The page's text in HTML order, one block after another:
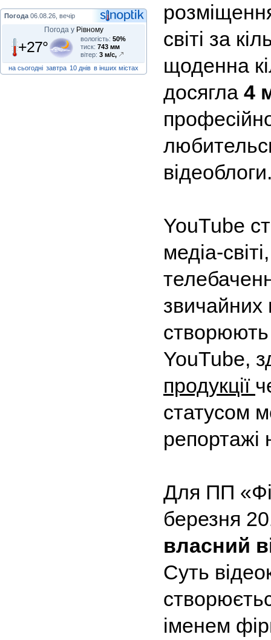
Погода 06.08.26, вечір
Погода у Рівному
+27° вологість: 50%
тиск: 743 мм
вітер: 3 м/с,
на сьогодні завтра 10 днів в інших містах
світі за
щоденна
досягла 4
YouTube
медіа-
звичайних
створюють
YouTube,
продукції
статусом
репортажі
Для ПП
березня
власний
Суть
іменем